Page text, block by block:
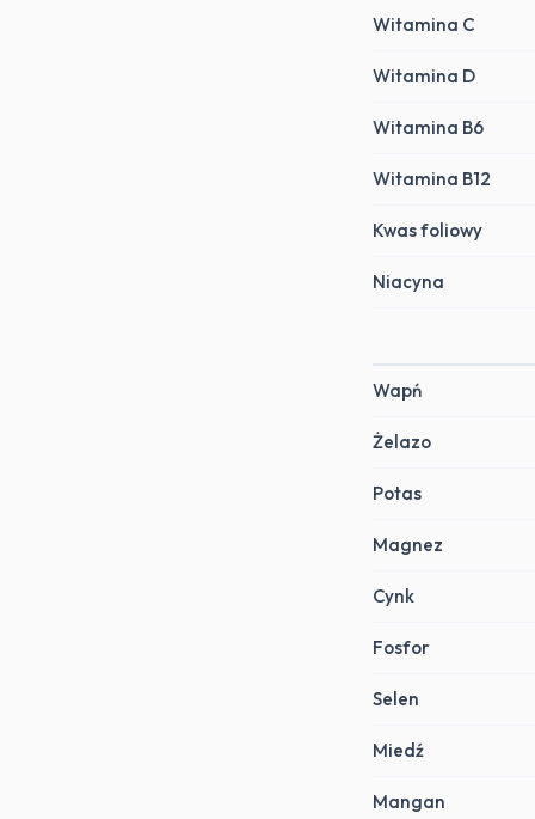
Witamina C
Witamina D
Witamina B6
Witamina B12
Kwas foliowy
Niacyna
Wapń
Żelazo
Potas
Magnez
Cynk
Fosfor
Selen
Miedź
Mangan